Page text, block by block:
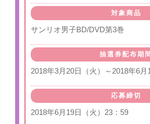
対象商品
サンリオ男子BD/DVD第3巻
抽選券配布期間
2018年3月20日（火）～2018年6月
応募締切
2018年6月19日（火）23：59